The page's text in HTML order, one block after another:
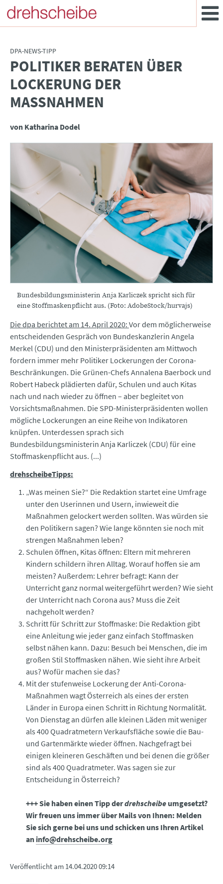
DPA-NEWS-TIPP
:POLITIKER BERATEN ÜBER
LOCKERUNG DER
MASSNAHMEN
von Katharina Dodel
Bundesbildungsministerin Anja Karliczek spricht sich für
eine Stoffmaskenpflicht aus. (Foto: AdobeStock/hurvajs)
Die dpa berichtet am 14. April 2020: Vor dem möglicherweise
entscheidenden Gespräch von Bundeskanzlerin Angela
Merkel (CDU) und den Ministerpräsidenten am Mittwoch
fordern immer mehr Politiker Lockerungen der Corona-
Beschränkungen. Die Grünen-Chefs Annalena Baerbock und
Robert Habeck plädierten dafür, Schulen und auch Kitas
nach und nach wieder zu öffnen – aber begleitet von
Vorsichtsmaßnahmen. Die SPD-Ministerpräsidenten wollen
mögliche Lockerungen an eine Reihe von Indikatoren
knüpfen. Unterdessen sprach sich
Bundesbildungsministerin Anja Karliczek (CDU) für eine
Stoffmaskenpflicht aus. (...)
drehscheibeTipps:
„Was meinen Sie?“ Die Redaktion startet eine Umfrage
unter den Userinnen und Usern, inwieweit die
Maßnahmen gelockert werden sollten. Was würden sie
den Politikern sagen? Wie lange könnten sie noch mit
strengen Maßnahmen leben?
Schulen öffnen, Kitas öffnen: Eltern mit mehreren
Kindern schildern ihren Alltag. Worauf hoffen sie am
meisten? Außerdem: Lehrer befragt: Kann der
Unterricht ganz normal weitergeführt werden? Wie sieht
der Unterricht nach Corona aus? Muss die Zeit
nachgeholt werden?
Schritt für Schritt zur Stoffmaske: Die Redaktion gibt
eine Anleitung wie jeder ganz einfach Stoffmasken
selbst nähen kann. Dazu: Besuch bei Menschen, die im
großen Stil Stoffmasken nähen. Wie sieht ihre Arbeit
aus? Wofür machen sie das?
Mit der stufenweise Lockerung der Anti-Corona-
Maßnahmen wagt Österreich als eines der ersten
Länder in Europa einen Schritt in Richtung Normalität.
Von Dienstag an dürfen alle kleinen Läden mit weniger
als 400 Quadratmetern Verkaufsfläche sowie die Bau-
und Gartenmärkte wieder öffnen. Nachgefragt bei
einigen kleineren Geschäften und bei denen die größer
sind als 400 Quadratmeter. Was sagen sie zur
Entscheidung in Österreich?
+++ Sie haben einen Tipp derdrehscheibe umgesetzt?
Wir freuen uns immer über Mails von Ihnen: Melden
Sie sich gerne bei uns und schicken uns Ihren Artikel
an info@drehscheibe.org
Veröffentlicht am 14.04.2020 09:14